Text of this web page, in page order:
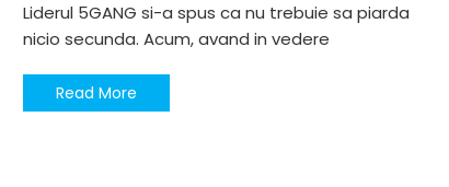
Liderul 5GANG si-a spus ca nu trebuie sa piarda
nicio secunda. Acum, avand in vedere
Read More